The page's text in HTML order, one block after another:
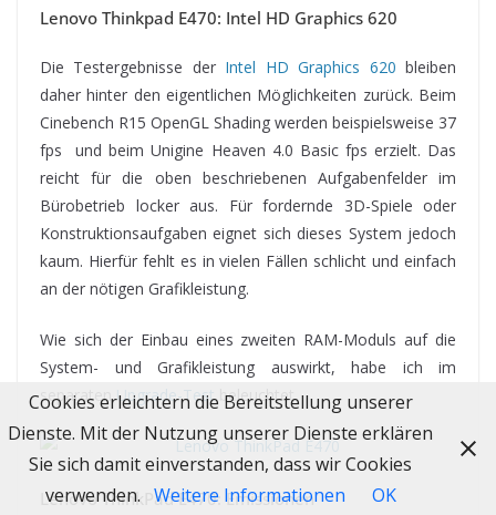
Lenovo Thinkpad E470: Intel HD Graphics 620
Die Testergebnisse der Intel HD Graphics 620 bleiben
daher hinter den eigentlichen Möglichkeiten zurück. Beim
Cinebench R15 OpenGL Shading werden beispielsweise 37
fps und beim Unigine Heaven 4.0 Basic fps erzielt. Das
reicht für die oben beschriebenen Aufgabenfelder im
Bürobetrieb locker aus. Für fordernde 3D-Spiele oder
Konstruktionsaufgaben eignet sich dieses System jedoch
kaum. Hierfür fehlt es in vielen Fällen schlicht und einfach
an der nötigen Grafikleistung.
Wie sich der Einbau eines zweiten RAM-Moduls auf die
System- und Grafikleistung auswirkt, habe ich im
separatenUpgrade-Testbeleuchtet.
Lenovo ThinkPad E470: Emissionen
Cookies erleichtern die Bereitstellung unserer
Dienste. Mit der Nutzung unserer Dienste erklären
Sie sich damit einverstanden, dass wir Cookies
verwenden. Weitere Informationen OK